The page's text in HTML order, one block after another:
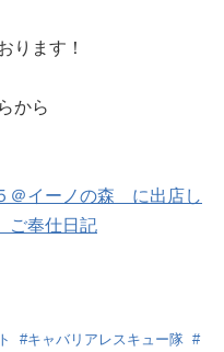
ります！
から
＠イーノの森 に出店し
ご奉仕日記
#キャバリアレスキュー隊 #